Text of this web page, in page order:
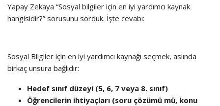
Yapay Zekaya “Sosyal bilgiler için en iyi yardımcı kaynak
hangisidir?” sorusunu sorduk. İşte cevabı:
Sosyal Bilgiler için en iyi yardımcı kaynağı seçmek, aslında
birkaç unsura bağlıdır:
Hedef sınıf düzeyi (5, 6, 7 veya 8. sınıf)
Öğrencilerin ihtiyaçları (soru çözümü mü, konu